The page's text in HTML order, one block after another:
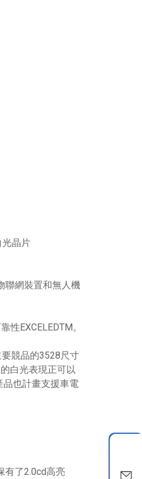
光晶片
聯網裝置和無人機
EXCELEDTM。
競品的3528尺寸
白光表現正可以
品也計畫支援車電
有了2.0cd高亮